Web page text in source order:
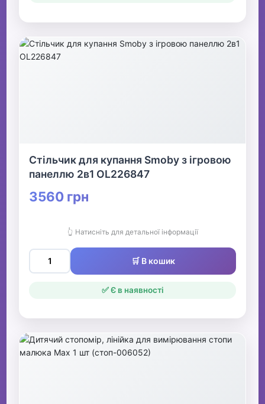
Стільчик для купання Smoby з ігровою
панеллю 2в1 OL226847
3560 грн
👆 Натисніть для детальної інформації
🛒 В кошик
✅ Є в наявності